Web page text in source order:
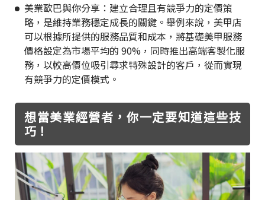
美業歐巴與你分享：建立合理且有競爭力的定價策
略，是維持業務穩定成長的關鍵。舉例來說，美甲店
可以根據所提供的服務品質和成本，將基礎美甲服務
價格設定為市場平均的 90%，同時推出高端客製化服
務，以較高價位吸引尋求特殊設計的客戶，從而實現
有競爭力的定價模式。
想當美業經營者，你一定要知道這些技
巧！